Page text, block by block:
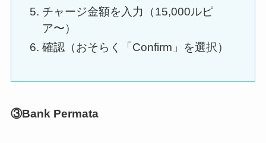
チャージ金額を入力（15,000ルピ
ア〜）
確認（おそらく「Confirm」を選択）
③Bank Permata